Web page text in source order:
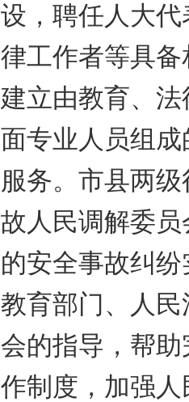
设，聘任人大
律工作者等具
建立由教育、
面专业人员组
服务。市县两
故人民调解委
的安全事故纠
教育部门、人
会的指导，帮
作制度，加强